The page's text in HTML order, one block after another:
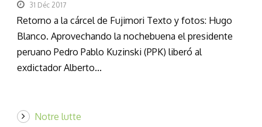
31 Déc 2017
Retorno a la cárcel de Fujimori Texto y fotos: Hugo
Blanco. Aprovechando la nochebuena el presidente
peruano Pedro Pablo Kuzinski (PPK) liberó al
exdictador Alberto...
Notre lutte